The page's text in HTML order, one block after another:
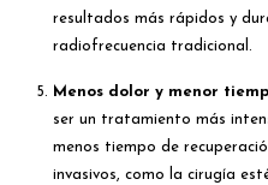
resultados más rápidos y
radiofrecuencia tradicional.
Menos dolor y menor
ser un tratamiento más
menos tiempo de
invasivos, como la cirugía